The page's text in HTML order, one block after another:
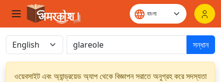
সন্ধান
ওয়েবসাইট এবং অ্যান্ড্রয়েড অ্যাপ থেকে বিজ্ঞাপন সরাতে অনুগ্রহ করে সদস্যতা